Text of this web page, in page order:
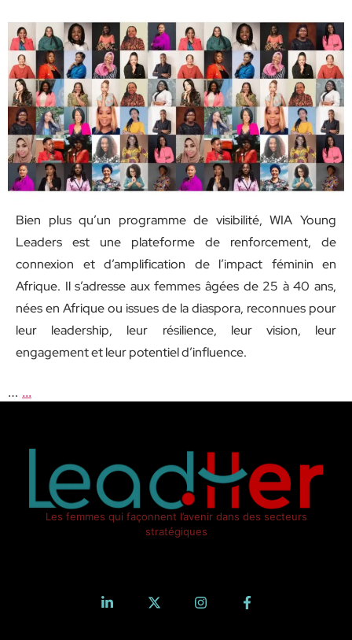
Bien plus qu’un programme de visibilité, WIA Young
Leaders est une plateforme de renforcement, de
connexion et d’amplification de l’impact féminin en
Afrique. Il s’adresse aux femmes âgées de 25 à 40 ans,
nées en Afrique ou issues de la diaspora, reconnues pour
leur leadership, leur résilience, leur vision, leur
engagement et leur potentiel d’influence.
… ...
Les femmes qui façonnent l’avenir dans des secteurs
stratégiques